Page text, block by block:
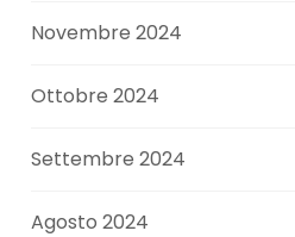
Novembre 2024
Ottobre 2024
Settembre 2024
Agosto 2024